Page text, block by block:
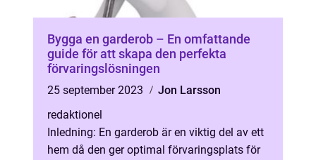
Bygga en garderob – En omfattande
guide för att skapa den perfekta
förvaringslösningen
25 september 2023
Jon Larsson
redaktionel
Inledning: En garderob är en viktig del av ett
hem då den ger optimal förvaringsplats för